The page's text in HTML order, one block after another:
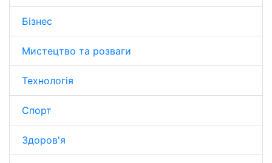
Бізнес
Мистецтво та розваги
Технологія
Спорт
Здоров'я